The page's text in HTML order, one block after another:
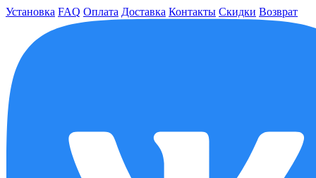
Установка FAQ Оплата Доставка Контакты Скидки Возврат